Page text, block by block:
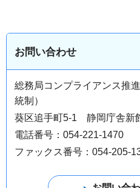
お問い合わせ
総務局コンプライアンス推
統制）
葵区追手町5-1 静岡庁舎新
電話番号：054-221-1470
ファックス番号：054-205-